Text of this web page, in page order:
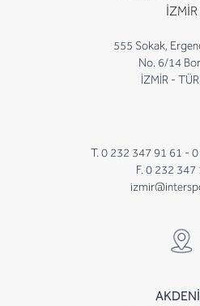
İZMİR
555 Sokak,
No. 6/14
İZMİR -
T. 0 232 347 91 61 -
F. 0 232 347